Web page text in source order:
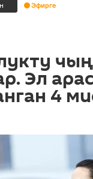
Эфирге
Эл
4